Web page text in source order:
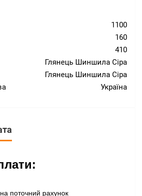
1100
160
410
Глянець Шиншила Сіра
Глянець Шиншила Сіра
Україна
поточний рахунок